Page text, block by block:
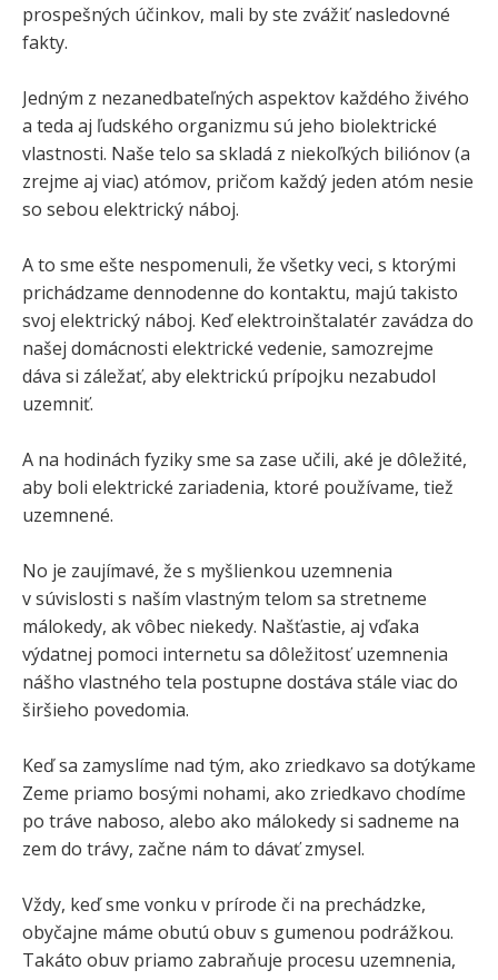
prospešných účinkov, mali by ste zvážiť nasledovné
fakty.
Jedným z nezanedbateľných aspektov každého živého
a teda aj ľudského organizmu sú jeho biolektrické
vlastnosti. Naše telo sa skladá z niekoľkých biliónov (a
zrejme aj viac) atómov, pričom každý jeden atóm nesie
so sebou elektrický náboj.
A to sme ešte nespomenuli, že všetky veci, s ktorými
prichádzame dennodenne do kontaktu, majú takisto
svoj elektrický náboj. Keď elektroinštalatér zavádza do
našej domácnosti elektrické vedenie, samozrejme
dáva si záležať, aby elektrickú prípojku nezabudol
uzemniť.
A na hodinách fyziky sme sa zase učili, aké je dôležité,
aby boli elektrické zariadenia, ktoré používame, tiež
uzemnené.
No je zaujímavé, že s myšlienkou uzemnenia
v súvislosti s naším vlastným telom sa stretneme
málokedy, ak vôbec niekedy. Našťastie, aj vďaka
výdatnej pomoci internetu sa dôležitosť uzemnenia
nášho vlastného tela postupne dostáva stále viac do
širšieho povedomia.
Keď sa zamyslíme nad tým, ako zriedkavo sa dotýkame
Zeme priamo bosými nohami, ako zriedkavo chodíme
po tráve naboso, alebo ako málokedy si sadneme na
zem do trávy, začne nám to dávať zmysel.
Vždy, keď sme vonku v prírode či na prechádzke,
obyčajne máme obutú obuv s gumenou podrážkou.
Takáto obuv priamo zabraňuje procesu uzemnenia,